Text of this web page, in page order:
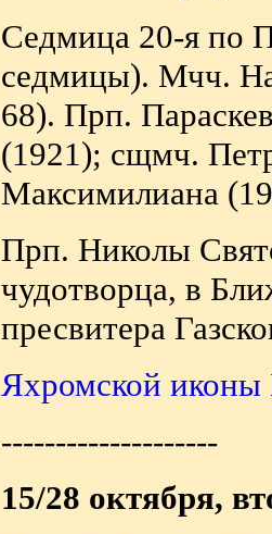
Седмица 20-я по
седмицы). Мчч.
68). Прп.
(1921); сщмч.
Максимилиана
Прп. Николы
чудотворца, в
пресвитера
Яхромской
--------------------
15/28 октября,